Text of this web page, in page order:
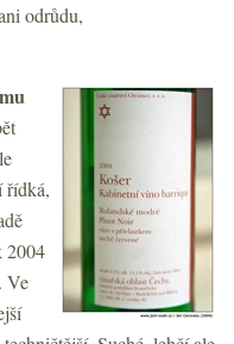
odrůdu,
řídká,
2004
Ve